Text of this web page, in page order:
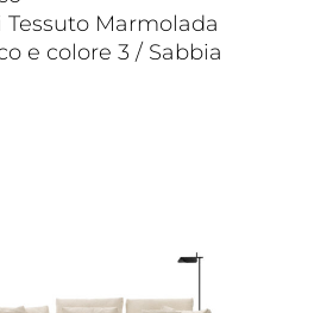
Marmolada
e colore 3 / Sabbia